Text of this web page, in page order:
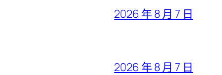
2026 年 8 月 7 日
2026 年 8 月 7 日